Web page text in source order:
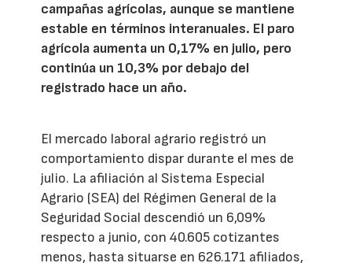
campañas agrícolas, aunque se mantiene
estable en términos interanuales. El paro
agrícola aumenta un 0,17% en julio, pero
continúa un 10,3% por debajo del
registrado hace un año.
El mercado laboral agrario registró un
comportamiento dispar durante el mes de
julio. La afiliación al Sistema Especial
Agrario (SEA) del Régimen General de la
Seguridad Social descendió un 6,09%
respecto a junio, con 40.605 cotizantes
menos, hasta situarse en 626.171 afiliados,